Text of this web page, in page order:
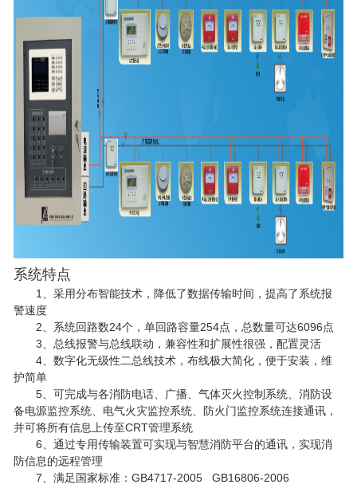
系统特点
1
、采用分布智能技术，降低了数据传输时间，提高了系统报
警速度
2 、系统回路数24个，单回路容量254点，总数量可达6096点
3 、总线报警与总线联动，兼容性和扩展性很强，配置灵活
4 、数字化无级性二总线技术，布线极大简化，便于安装，维
护简单
5 、可完成与各消防电话、广播、气体灭火控制系统、消防设
备电源监控系统、电气火灾监控系统、防火门监控系统连接通讯，
并可将所有信息上传至CRT管理系统
6 、通过专用传输装置可实现与智慧消防平台的通讯，实现消
防信息的远程管理
7 、满足国家标准：GB4717-2005 GB16806-2006